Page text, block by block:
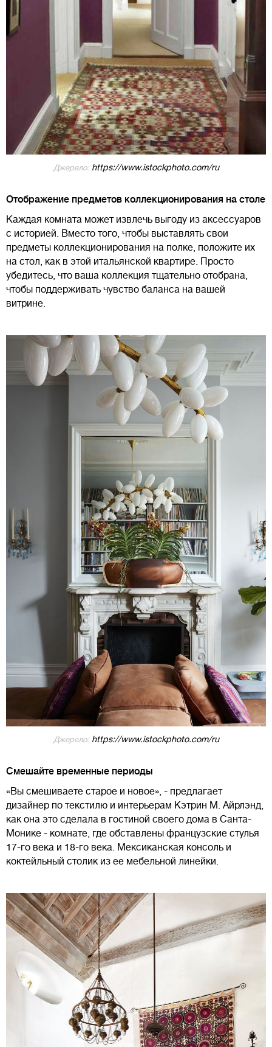
Джерело:https://www.istockphoto.com/ru
Отображение предметов коллекционирования на столе
Каждая комната может извлечь выгоду из аксессуаров
с историей. Вместо того, чтобы выставлять свои
предметы коллекционирования на полке, положите их
на стол, как в этой итальянской квартире. Просто
убедитесь, что ваша коллекция тщательно отобрана,
чтобы поддерживать чувство баланса на вашей
витрине.
Джерело:https://www.istockphoto.com/ru
Смешайте временные периоды
«Вы смешиваете старое и новое», - предлагает
дизайнер по текстилю и интерьерам Кэтрин М. Айрлэнд,
как она это сделала в гостиной своего дома в Санта-
Монике - комнате, где обставлены французские стулья
17-го века и 18-го века. Мексиканская консоль и
коктейльный столик из ее мебельной линейки.